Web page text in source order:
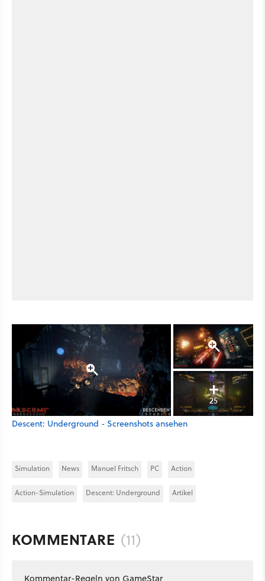
25
Descent: Underground - Screenshots ansehen
Simulation News Manuel Fritsch PC Action
Action-Simulation Descent: Underground Artikel
KOMMENTARE (11)
Kommentar-Regeln von GameStar